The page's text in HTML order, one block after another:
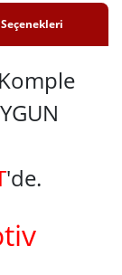
'de.